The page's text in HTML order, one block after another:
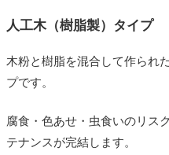
人工木（樹脂製）タイプ
木粉と樹脂を混合して作られ
プです。
腐食・色あせ・虫食いのリス
テナンスが完結します。